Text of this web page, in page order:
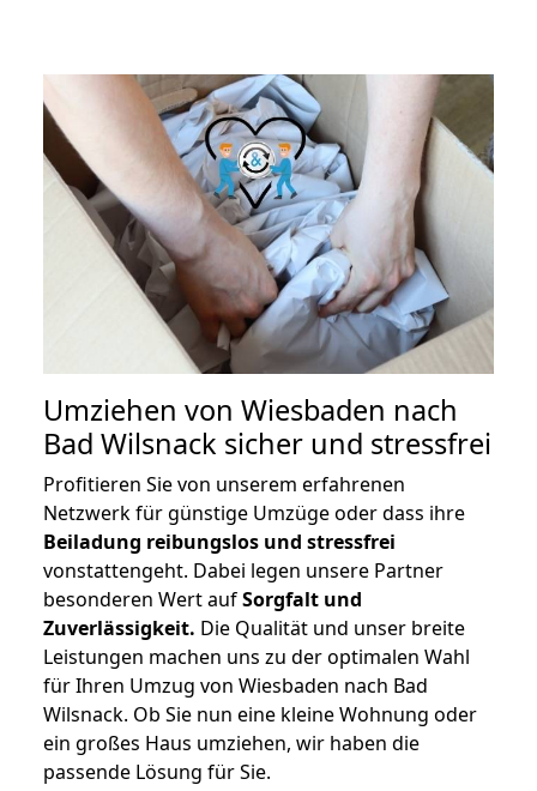
Umziehen von Wiesbaden nach
Bad Wilsnack sicher und stressfrei
Profitieren Sie von unserem erfahrenen
Netzwerk für günstige Umzüge oder dass ihre
Beiladung reibungslos und stressfrei
vonstattengeht. Dabei legen unsere Partner
besonderen Wert aufSorgfalt und
Zuverlässigkeit. Die Qualität und unser breite
Leistungen machen uns zu der optimalen Wahl
für Ihren Umzug von Wiesbaden nach Bad
Wilsnack. Ob Sie nun eine kleine Wohnung oder
ein großes Haus umziehen, wir haben die
passende Lösung für Sie.